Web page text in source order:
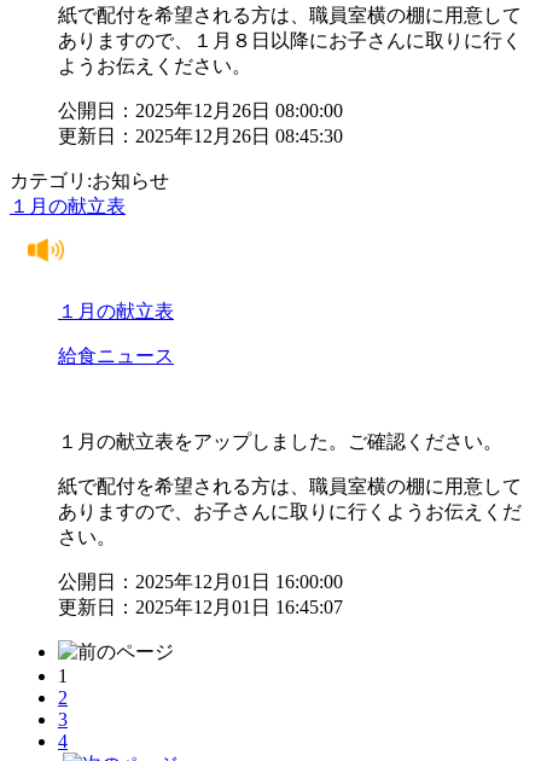
紙で配付を希望される方は、職員室横の棚に用意して
ありますので、１月８日以降にお子さんに取りに行く
ようお伝えください。
公開日：2025年12月26日 08:00:00
更新日：2025年12月26日 08:45:30
カテゴリ:お知らせ
１月の献立表
１月の献立表
給食ニュース
１月の献立表をアップしました。ご確認ください。
紙で配付を希望される方は、職員室横の棚に用意して
ありますので、お子さんに取りに行くようお伝えくだ
さい。
公開日：2025年12月01日 16:00:00
更新日：2025年12月01日 16:45:07
1
2
3
4